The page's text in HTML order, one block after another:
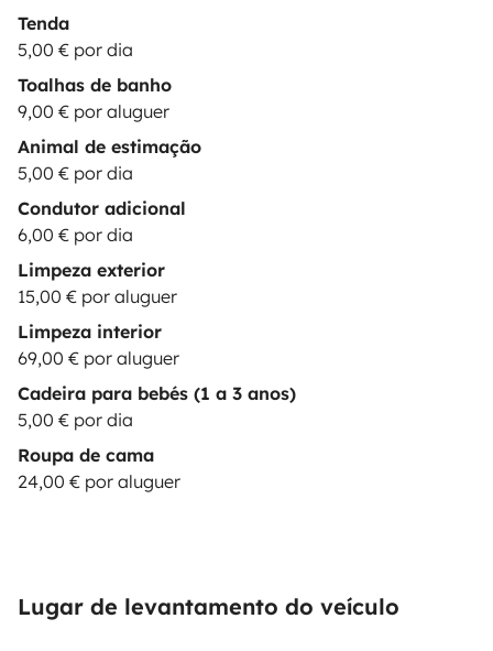
Tenda
5,00 € por dia
Toalhas de banho
9,00 € por aluguer
Animal de estimação
5,00 € por dia
Condutor adicional
6,00 € por dia
Limpeza exterior
15,00 € por aluguer
Limpeza interior
69,00 € por aluguer
Cadeira para bebés (1 a 3 anos)
5,00 € por dia
Roupa de cama
24,00 € por aluguer
Lugar de levantamento do veículo